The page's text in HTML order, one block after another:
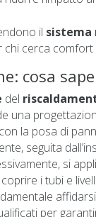
il sistema
chi cerca comfort
cosa
del
una
la posa di
seguita
si
i tubi e
per